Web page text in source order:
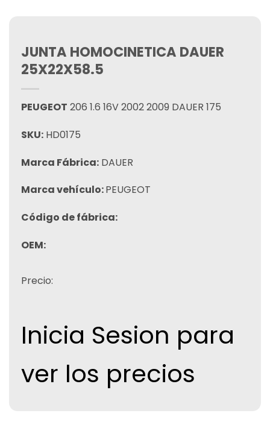
JUNTA HOMOCINETICA DAUER
25X22X58.5
PEUGEOT 206 1.6 16V 2002 2009 DAUER 175
SKU: HD0175
Marca Fábrica: DAUER
Marca vehículo:PEUGEOT
Código de fábrica:
OEM:
Precio:
Inicia Sesion para
ver los precios